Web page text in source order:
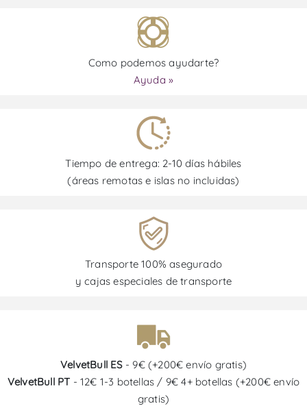
Como podemos ayudarte?
Ayuda »
Tiempo de entrega: 2-10 días hábiles
(áreas remotas e islas no incluidas)
Transporte 100% asegurado
y cajas especiales de transporte
VelvetBull ES- 9€ (+200€ envío gratis)
VelvetBull PT - 12€ 1-3 botellas / 9€ 4+ botellas (+200€ envío
gratis)